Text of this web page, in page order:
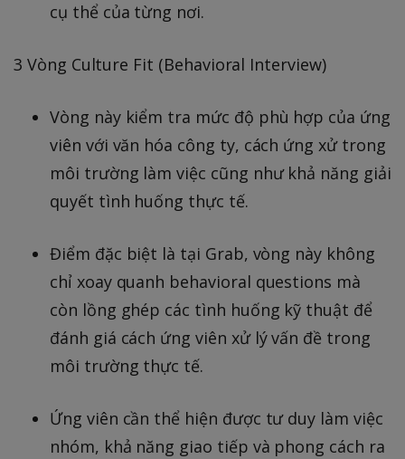
cụ thể của từng nơi.
3 Vòng Culture Fit (Behavioral Interview)
Vòng này kiểm tra mức độ phù hợp của ứng
viên với văn hóa công ty, cách ứng xử trong
môi trường làm việc cũng như khả năng giải
quyết tình huống thực tế.
Điểm đặc biệt là tại Grab, vòng này không
chỉ xoay quanh behavioral questions mà
còn lồng ghép các tình huống kỹ thuật để
đánh giá cách ứng viên xử lý vấn đề trong
môi trường thực tế.
Ứng viên cần thể hiện được tư duy làm việc
nhóm, khả năng giao tiếp và phong cách ra